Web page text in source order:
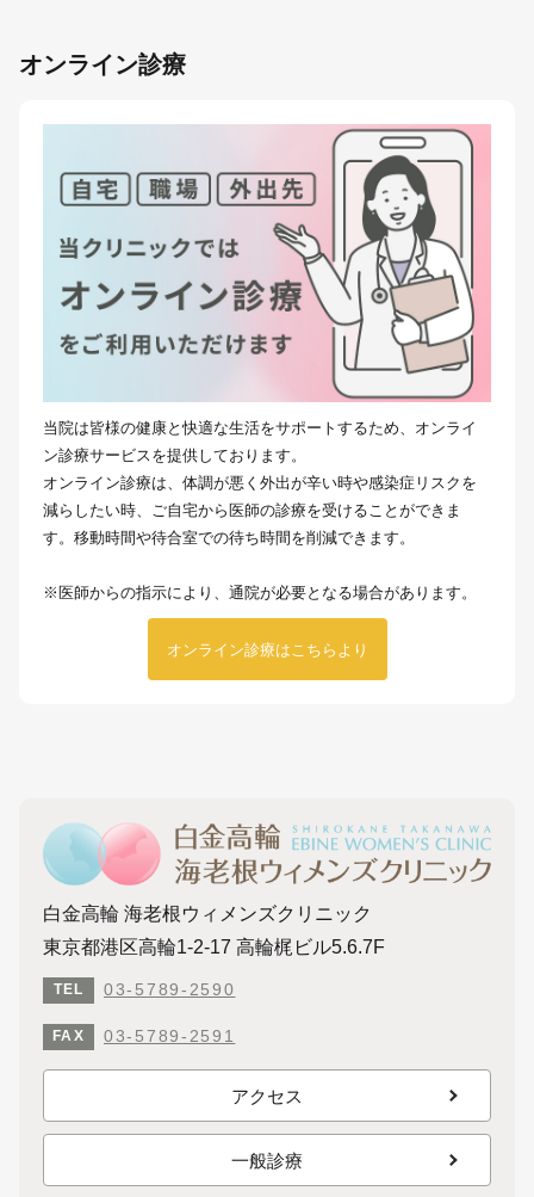
オンライン診療
当院は皆様の健康と快適な生活をサポートするため、オンライ
ン診療サービスを提供しております。
オンライン診療は、体調が悪く外出が辛い時や感染症リスクを
減らしたい時、ご自宅から医師の診療を受けることができま
す。移動時間や待合室での待ち時間を削減できます。
※医師からの指示により、通院が必要となる場合があります。
オンライン診療はこちらより
白金高輪 海老根ウィメンズクリニック
東京都港区高輪1-2-17 高輪梶ビル5.6.7F
TEL 03-5789-2590
FAX 03-5789-2591
アクセス
一般診療